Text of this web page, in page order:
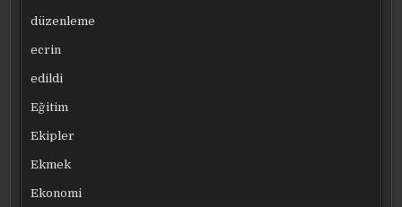
düzenleme
ecrin
edildi
Eğitim
Ekipler
Ekmek
Ekonomi